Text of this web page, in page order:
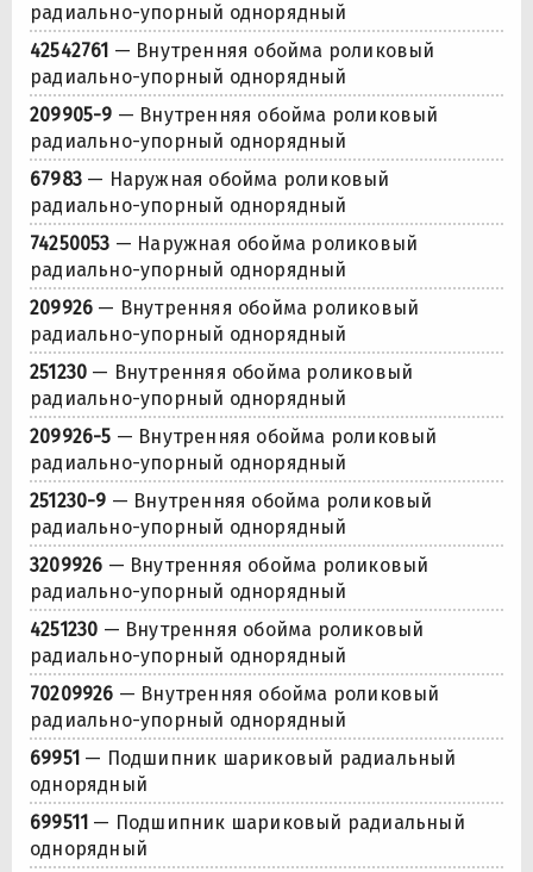
радиально-упорный однорядный
42542761 — Внутренняя обойма роликовый
радиально-упорный однорядный
209905-9 — Внутренняя обойма роликовый
радиально-упорный однорядный
67983— Наружная обойма роликовый
радиально-упорный однорядный
74250053 — Наружная обойма роликовый
радиально-упорный однорядный
209926 — Внутренняя обойма роликовый
радиально-упорный однорядный
251230 — Внутренняя обойма роликовый
радиально-упорный однорядный
209926-5 — Внутренняя обойма роликовый
радиально-упорный однорядный
251230-9 — Внутренняя обойма роликовый
радиально-упорный однорядный
3209926 — Внутренняя обойма роликовый
радиально-упорный однорядный
4251230 — Внутренняя обойма роликовый
радиально-упорный однорядный
70209926 — Внутренняя обойма роликовый
радиально-упорный однорядный
69951 — Подшипник шариковый радиальный
однорядный
699511 — Подшипник шариковый радиальный
однорядный